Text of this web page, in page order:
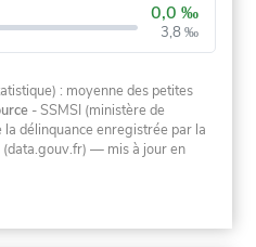
0,0 ‰
3,8 ‰
: moyenne des petites
- SSMSI (ministère de
délinquance enregistrée par la
— mis à jour en